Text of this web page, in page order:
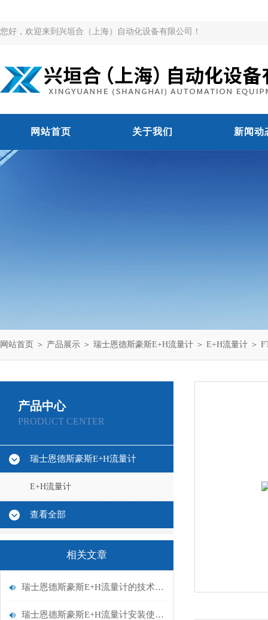
您好，欢迎来到兴垣合（上海）自动化设备有限公司！
网站首页 关于我们 新闻动
网站首页 ＞ 产品展示 ＞ 瑞士恩德斯豪斯E+H流量计 ＞ E+H流量计 ＞
产品中心
PRODUCT CENTER
瑞士恩德斯豪斯E+H流量计
E+H流量计
查看全部
相关文章
瑞士恩德斯豪斯E+H流量计的技术特点及应用
瑞士恩德斯豪斯E+H流量计安装使用注意事项